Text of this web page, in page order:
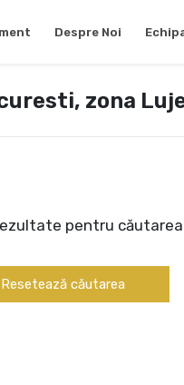
Despre Noi
zona
pentru
Resetează căutarea